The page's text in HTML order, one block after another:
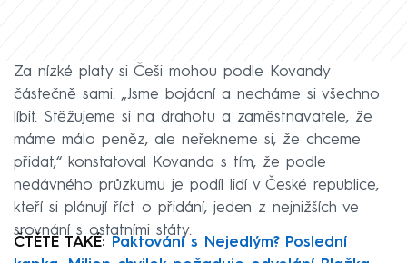
Za nízké platy si Češi mohou podle Kovandy
částečně sami. „Jsme bojácní a necháme si všechno
líbit. Stěžujeme si na drahotu a zaměstnavatele, že
máme málo peněz, ale neřekneme si, že chceme
přidat,“ konstatoval Kovanda s tím, že podle
nedávného průzkumu je podíl lidí v České republice,
kteří si plánují říct o přidání, jeden z nejnižších ve
srovnání s ostatními státy.
ČTĚTE TAKÉ:
Paktování s Nejedlým? Poslední